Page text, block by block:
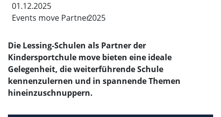
01.12.2025
Events move Partner2025
Die Lessing-Schulen als Partner der
Kindersportchule move bieten eine ideale
Gelegenheit, die weiterführende Schule
kennenzulernen und in spannende Themen
hineinzuschnuppern.